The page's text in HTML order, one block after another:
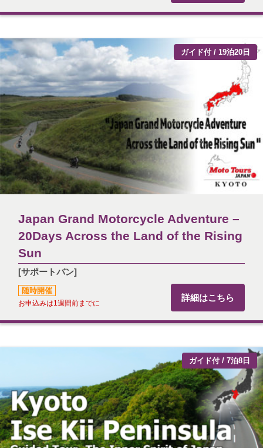
ガイド付 / 19泊20日
Japan Grand Motorcycle Adventure –
20Days Across the Land of the Rising
Sun
[サポートバン]
随時開催
お申込みは1週間前までに
詳細はこちら
ガイド付 / 7泊8日